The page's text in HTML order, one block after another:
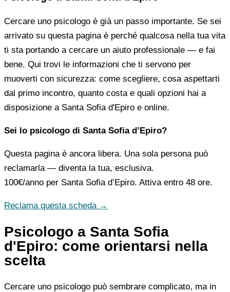
Cercare uno psicologo è già un passo importante. Se sei
arrivato su questa pagina è perché qualcosa nella tua vita
ti sta portando a cercare un aiuto professionale — e fai
bene. Qui trovi le informazioni che ti servono per
muoverti con sicurezza: come scegliere, cosa aspettarti
dal primo incontro, quanto costa e quali opzioni hai a
disposizione a Santa Sofia d'Epiro e online.
Sei lo psicologo di Santa Sofia d’Epiro?
Questa pagina è ancora libera. Una sola persona può
reclamarla — diventa la tua, esclusiva.
100€/anno per Santa Sofia d’Epiro. Attiva entro 48 ore.
Reclama questa scheda →
Psicologo a Santa Sofia
d'Epiro: come orientarsi nella
scelta
Cercare uno psicologo può sembrare complicato, ma in